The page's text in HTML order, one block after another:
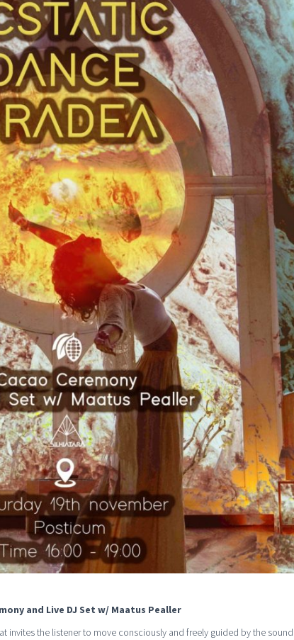
and Live DJ Set w/ Maatus Pealler
invites the listener to move consciously and freely guided by the sound